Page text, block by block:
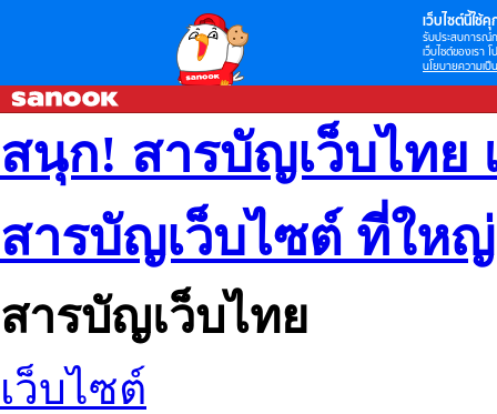
เว็บไซต์นี้ใช้คุ
รับประสบการณ์
เว็บไซต์ของเรา
นโยบายความเป็
สนุก! สารบัญเว็บไทย
สารบัญเว็บไซต์ ที่ให
สารบัญเว็บไทย
เว็บไซต์